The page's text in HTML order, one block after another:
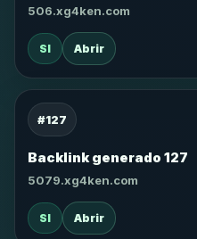
506.xg4ken.com
SI Abrir
#127
Backlink generado 127
5079.xg4ken.com
SI Abrir